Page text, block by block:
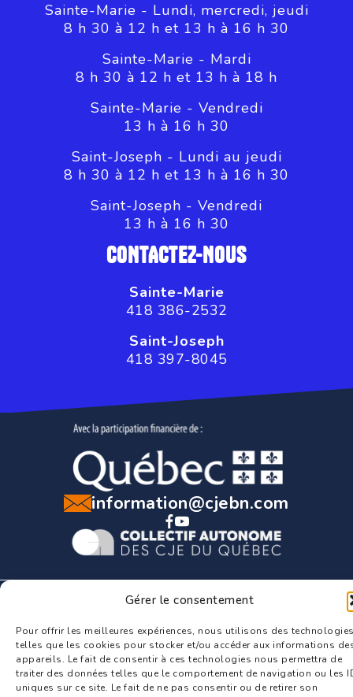
Gérer le consentement
Pour offrir les meilleures expériences, nous utilisons des
telles que les cookies pour stocker et/ou accéder aux informations
appareils. Le fait de consentir à ces technologies nous permettra de
traiter des données telles que le comportement de navigation ou les
uniques sur ce site. Le fait de ne pas consentir ou de retirer son
Sainte-Marie - Lundi, mercredi, jeudi
8 h 30 à 12 h et 13 h à 16 h 30
Sainte-Marie - Mardi
8 h 30 à 12 h et 13 h à 18 h
Sainte-Marie - Vendredi
13 h à 16 h 30
Saint-Joseph - Lundi au jeudi
8 h 30 à 12 h et 13 h à 16 h 30
Saint-Joseph - Vendredi
13 h à 16 h 30
CONTACTEZ-NOUS
Sainte-Marie
418 386-2532
Saint-Joseph
418 397-8045
information@cjebn.com
CJE Beauce-Nord © Tous droits réservés. Une réalisation de